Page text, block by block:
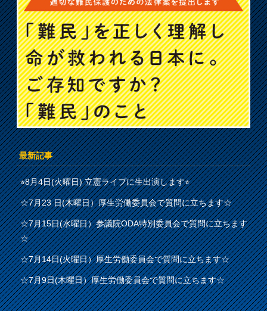
最新記事
⭐︎8月4日(火曜日) 立憲ライブに生出演します⭐︎
☆7月23 日(木曜日）厚生労働委員会で質問に立ちます☆
☆7月15日(水曜日）参議院ODA特別委員会で質問に立ちます
☆
☆7月14日(火曜日）厚生労働委員会で質問に立ちます☆
☆7月9日(木曜日）厚生労働委員会で質問に立ちます☆